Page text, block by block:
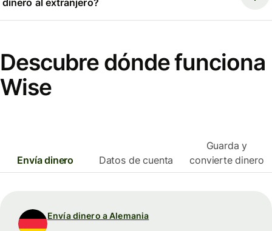
dinero al extranjero?
Descubre dónde funciona
Wise
Envía dinero Datos de cuenta
Guarda y
convierte dinero
Envía dinero a Alemania